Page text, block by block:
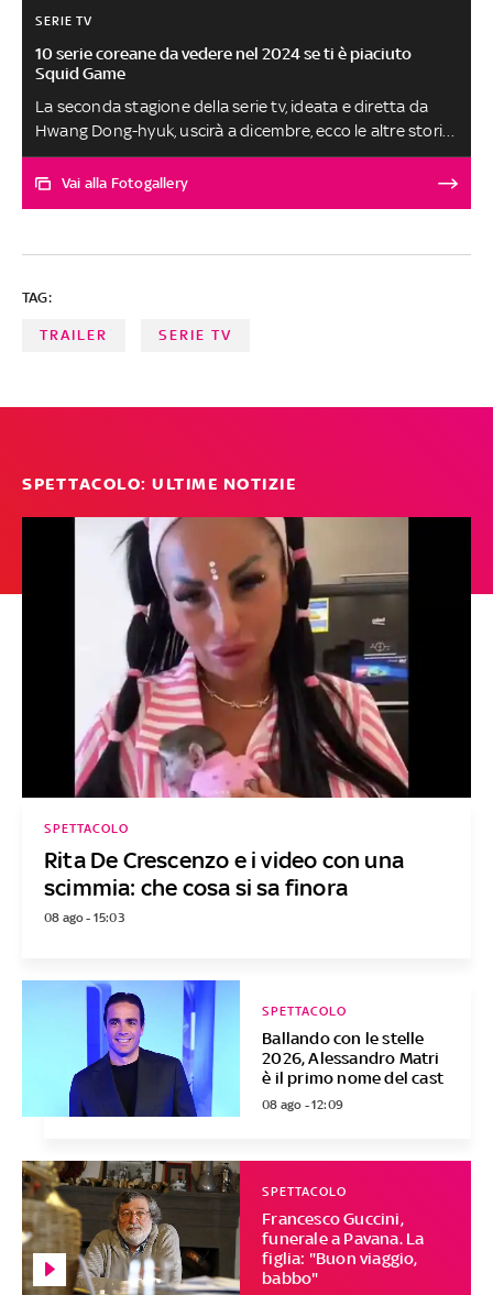
SERIE TV
10 serie coreane da vedere nel 2024 se ti è piaciuto
Squid Game
La seconda stagione della serie tv, ideata e diretta da
Hwang Dong-hyuk, uscirà a dicembre, ecco le altre storie
coreane che non puoi perderti
Vai alla Fotogallery
TAG:
TRAILER SERIE TV
SPETTACOLO: ULTIME NOTIZIE
Rita De Crescenzo e i video con una
scimmia: che cosa si sa finora
SPETTACOLO
08 ago - 15:03
Ballando con le stelle
2026, Alessandro Matri
è il primo nome del cast
SPETTACOLO
08 ago - 12:09
Francesco Guccini,
funerale a Pavana. La
figlia: "Buon viaggio,
babbo"
SPETTACOLO